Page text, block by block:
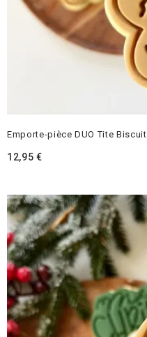
Emporte-pièce DUO Tite Biscuit
12,95 €